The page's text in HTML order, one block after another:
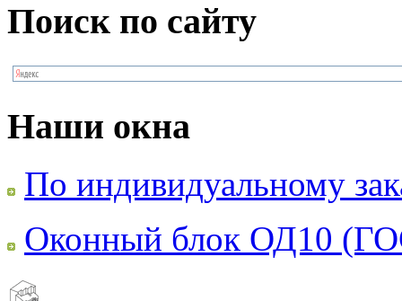
Поиск по сайту
Наши окна
По индивидуальному
Оконный блок ОД10